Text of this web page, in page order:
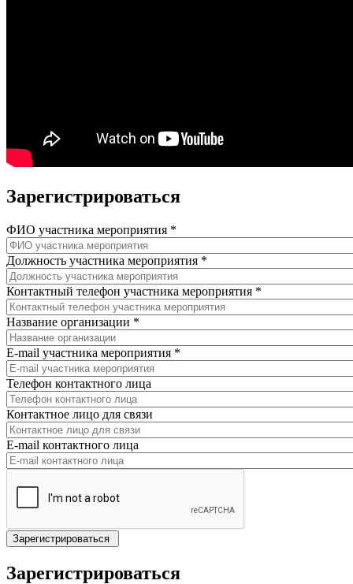
Зарегистрироваться
ФИО участника мероприятия *
Должность участника мероприятия *
Контактный телефон участника мероприятия *
Название организации *
E-mail участника мероприятия *
Телефон контактного лица
Контактное лицо для связи
E-mail контактного лица
Зарегистрироваться